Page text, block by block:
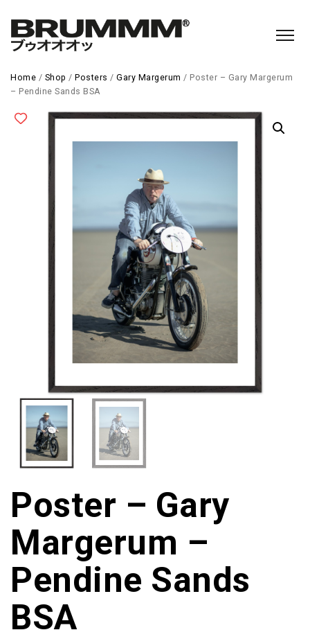
Home / Shop / Posters / Gary Margerum / Poster – Gary Margerum
– Pendine Sands BSA
Poster – Gary
Margerum –
Pendine Sands
BSA